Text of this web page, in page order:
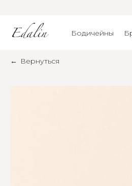
Бодичейны
Вернуться
←